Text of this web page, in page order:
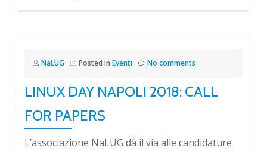
NaLUG Posted in Eventi No comments
LINUX DAY NAPOLI 2018: CALL
FOR PAPERS
L’associazione NaLUG dà il via alle candidature